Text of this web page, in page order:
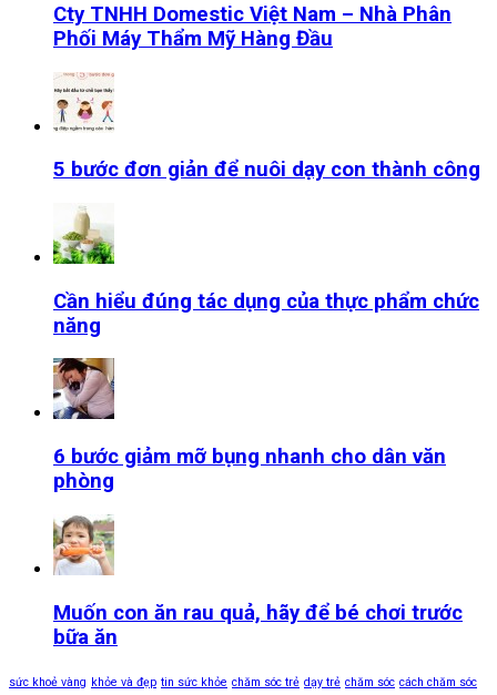
Cty TNHH Domestic Việt Nam – Nhà Phân
Phối Máy Thẩm Mỹ Hàng Đầu
5 bước đơn giản để nuôi dạy con thành công
Cần hiểu đúng tác dụng của thực phẩm chức
năng
6 bước giảm mỡ bụng nhanh cho dân văn
phòng
Muốn con ăn rau quả, hãy để bé chơi trước
bữa ăn
sức khoẻ vàng khỏe và đẹp tin sức khỏe chăm sóc trẻ dạy trẻ chăm sóc cách chăm sóc